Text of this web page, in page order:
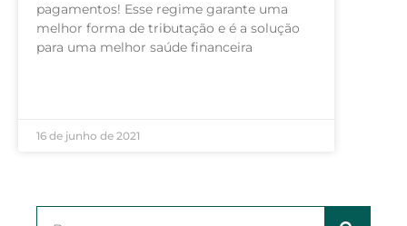
pagamentos! Esse regime garante uma
melhor forma de tributação e é a solução
para uma melhor saúde financeira
16 de junho de 2021